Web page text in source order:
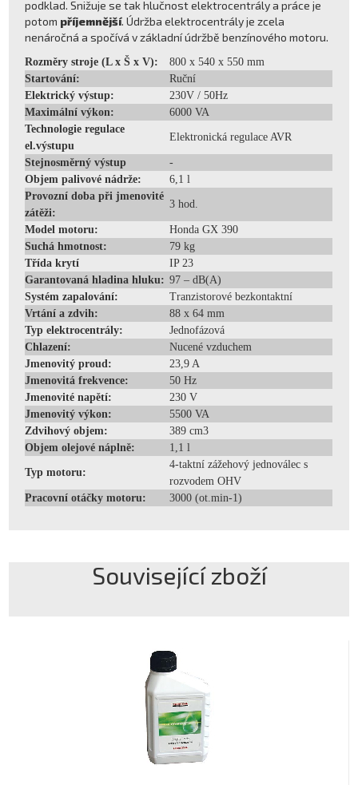
podklad. Snižuje se tak hlučnost elektrocentrály a práce je
potom příjemnější. Údržba elektrocentrály je zcela
nenáročná a spočívá v základní údržbě benzínového motoru.
Rozměry stroje (L x Š x V):
800 x 540 x 550 mm
Startování:
Ruční
Elektrický výstup:
230V / 50Hz
Maximální výkon:
6000 VA
Technologie regulace
el.výstupu
Elektronická regulace AVR
Stejnosměrný výstup
-
Objem palivové nádrže:
6,1 l
Provozní doba při jmenovité
zátěži:
3 hod.
Model motoru:
Honda GX 390
Suchá hmotnost:
79 kg
Třída krytí
IP 23
Garantovaná hladina hluku: 97 – dB(A)
Systém zapalování:
Tranzistorové bezkontaktní
Vrtání a zdvih:
88 x 64 mm
Typ elektrocentrály:
Jednofázová
Chlazení:
Nucené vzduchem
Jmenovitý proud:
23,9 A
Jmenovitá frekvence:
50 Hz
Jmenovité napětí:
230 V
Jmenovitý výkon:
5500 VA
Zdvihový objem:
389 cm3
Objem olejové náplně:
1,1 l
Typ motoru:
4-taktní zážehový jednoválec s
rozvodem OHV
Pracovní otáčky motoru:
3000 (ot.min-1)
Související zboží